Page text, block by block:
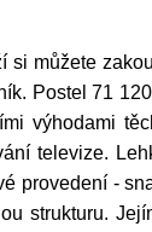
si můžete
Postel 71
výhodami
televize.
provedení -
strukturu.